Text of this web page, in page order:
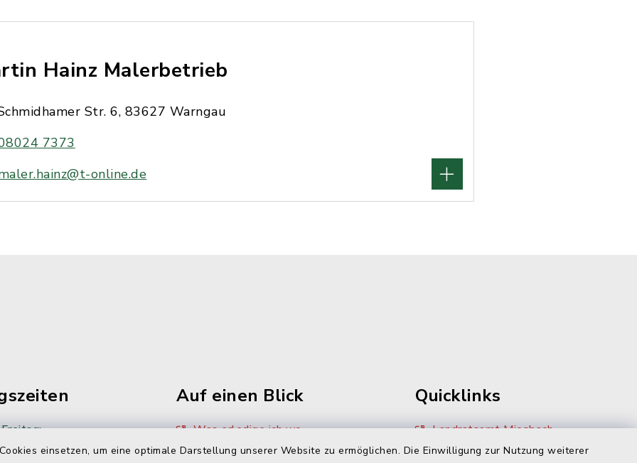
einsetzen, um eine optimale Darstellung unserer Website zu ermöglichen. Die Einwilligung zur Nutzung weiterer
Hainz Malerbetrieb
Str. 6, 83627 Warngau
7373
online.de
Uhr
Auf einen Blick
Was erledige ich wo
Quicklinks
Landratsamt Miesbach